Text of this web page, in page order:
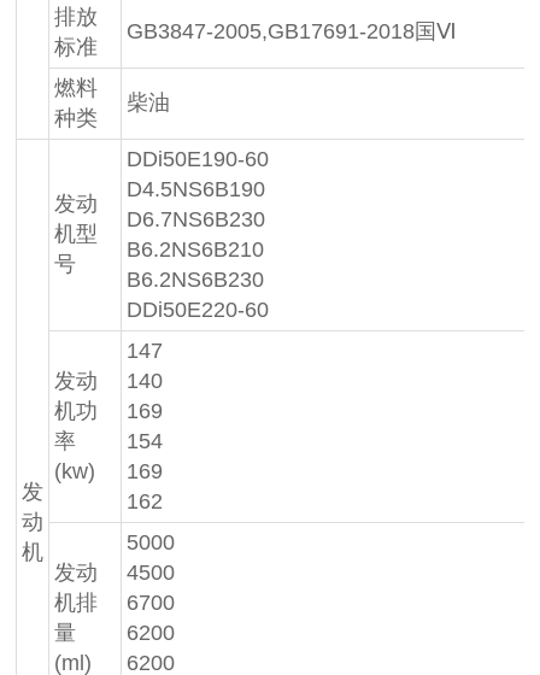
排放
标准
GB3847-2005,GB17691-2018国Ⅵ
燃料
种类
柴油
发
动
机
发动
机型
号
DDi50E190-60
D4.5NS6B190
D6.7NS6B230
B6.2NS6B210
B6.2NS6B230
DDi50E220-60
发动
机功
率
(kw)
147
140
169
154
169
162
发动
机排
量
(ml)
5000
4500
6700
6200
6200